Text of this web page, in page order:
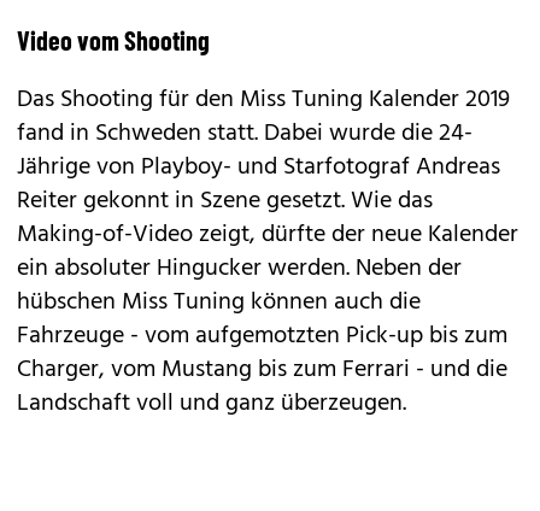
Video vom Shooting
Das Shooting für den Miss Tuning Kalender 2019
fand in Schweden statt. Dabei wurde die 24-
Jährige von Playboy- und Starfotograf Andreas
Reiter gekonnt in Szene gesetzt. Wie das
Making-of-Video zeigt, dürfte der neue Kalender
ein absoluter Hingucker werden. Neben der
hübschen Miss Tuning können auch die
Fahrzeuge - vom aufgemotzten Pick-up bis zum
Charger, vom Mustang bis zum Ferrari - und die
Landschaft voll und ganz überzeugen.